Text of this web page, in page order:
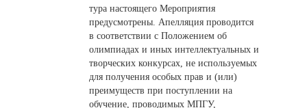
тура настоящего Мероприятия
предусмотрены. Апелляция проводится
в соответствии с Положением об
олимпиадах и иных интеллектуальных и
творческих конкурсах, не используемых
для получения особых прав и (или)
преимуществ при поступлении на
обучение, проводимых МПГУ,